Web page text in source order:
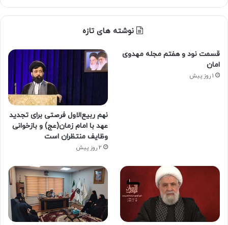
نوشته های تازه
قسمت نود و هفتم مجله مهدوی
امان
1 روز پیش
نهم ربیع‌الاول فرصتی برای تجدید
عهد با امام زمان(عج) و بازخوانی
وظایف منتظران است
2 روز پیش